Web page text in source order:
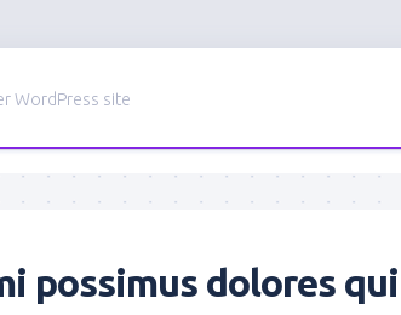
WordPress site
possimus dolores